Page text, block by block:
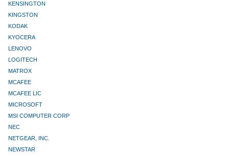
KENSINGTON
KINGSTON
KODAK
KYOCERA
LENOVO
LOGITECH
MATROX
MCAFEE
MCAFEE LIC
MICROSOFT
MSI COMPUTER CORP
NEC
NETGEAR, INC.
NEWSTAR